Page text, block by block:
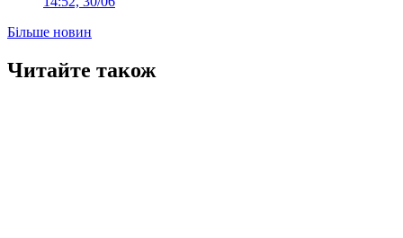
Більше новин
Читайте також